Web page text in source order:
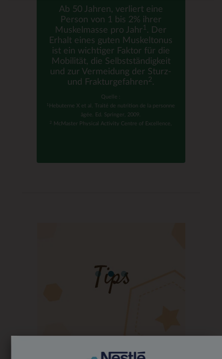
Vitamine B2, B6, B12, das Eisen und das
Magnesium die Müdigkeit.
Ab 50 Jahren, verliert eine
Person von 1 bis 2% ihrer
Muskelmasse pro Jahr 1. Der
Erhalt eines guten Muskeltonus
ist ein wichtiger Faktor für die
Mobilität, die Selbstständigkeit
und zur Vermeidung der Sturz-
und Frakturgefahren2.
Quelle :
1
Hebuterne X et al. Traité de nutrition de la personne
âgée. Ed. Springer, 2009.
2
McMaster Physical Activity Centre of Excellence,
DIE VITAMINE B2, B6 UND B12